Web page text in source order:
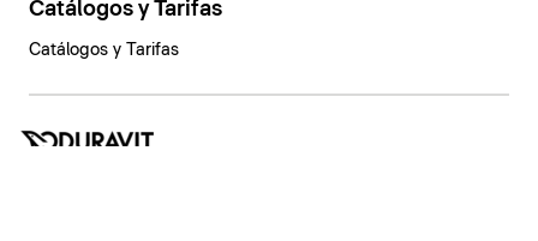
Catálogos y Tarifas
Catálogos y Tarifas